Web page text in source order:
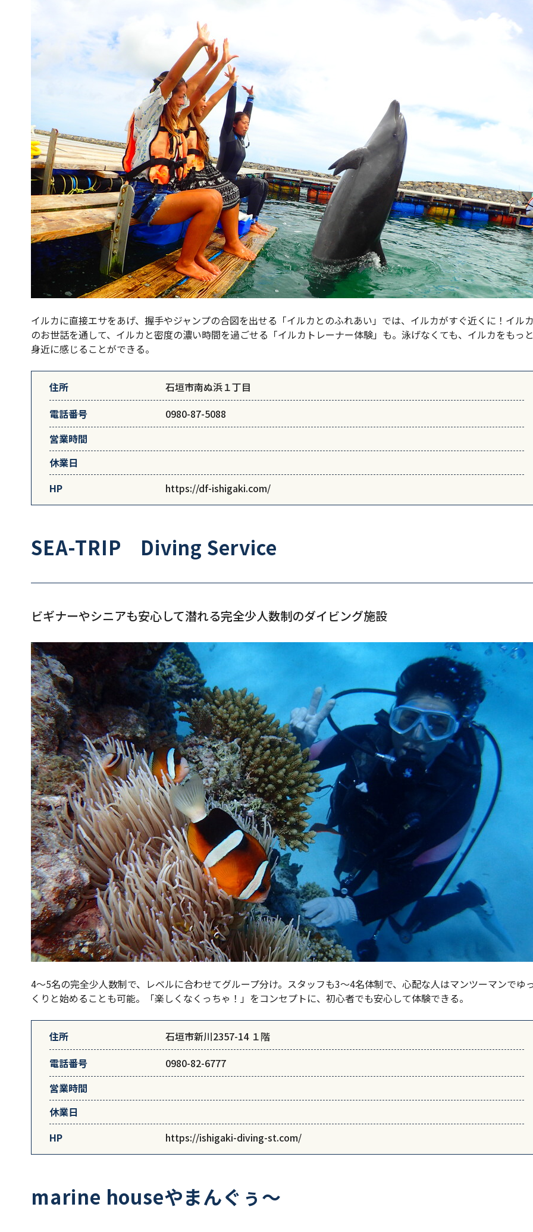
イルカに直接エサをあげ、握手やジャンプの合図を出せる「イルカとのふれあい」では、イルカがすぐ近くに！イル
のお世話を通して、イルカと密度の濃い時間を過ごせる「イルカトレーナー体験」も。泳げなくても、イルカをもっ
身近に感じることができる。
住所
石垣市南ぬ浜１丁目
電話番号
0980-87-5088
営業時間
休業日
HP
https://df-ishigaki.com/
SEA-TRIP Diving Service
ビギナーやシニアも安心して潜れる完全少人数制のダイビング施設
4～5名の完全少人数制で、レベルに合わせてグループ分け。スタッフも3～4名体制で、心配な人はマンツーマンでゆ
くりと始めることも可能。「楽しくなくっちゃ！」をコンセプトに、初心者でも安心して体験できる。
住所
石垣市新川2357-14 １階
電話番号
0980-82-6777
営業時間
休業日
HP
https://ishigaki-diving-st.com/
marine houseやまんぐぅ～